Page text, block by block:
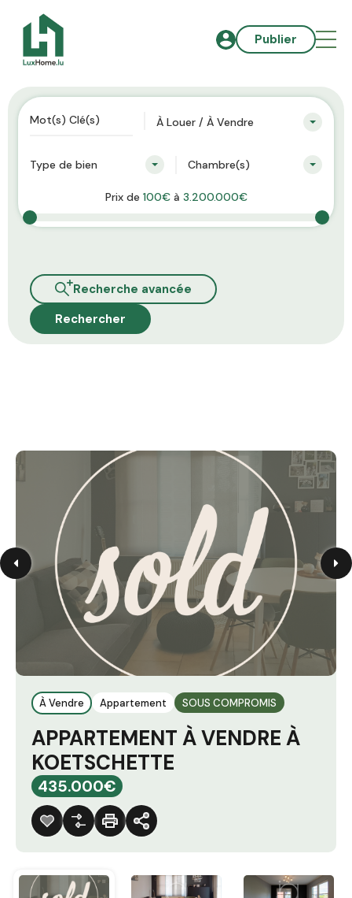
Publier
À Louer / À Vendre
Type de bien Chambre(s)
Prix de 100€à 3.200.000€
Recherche avancée
Rechercher
À Vendre Appartement SOUS COMPROMIS
APPARTEMENT À VENDRE À
KOETSCHETTE
435.000€